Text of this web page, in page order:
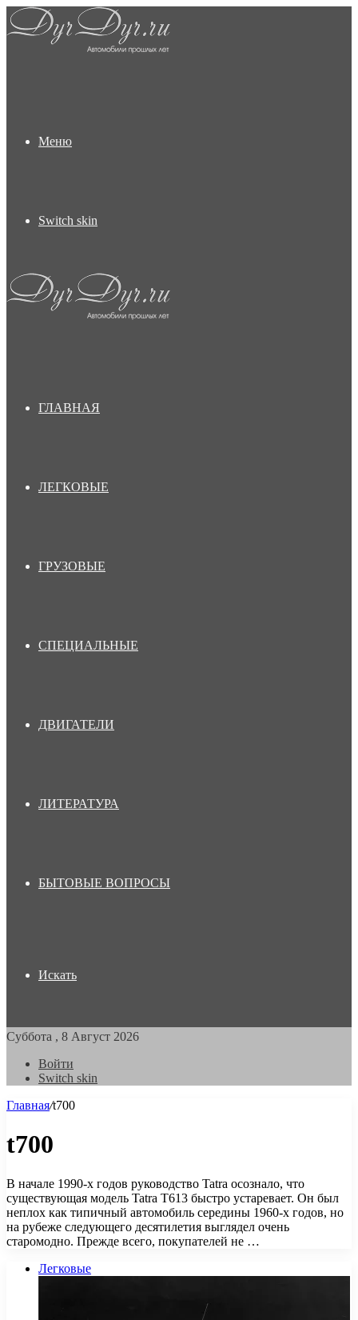
Меню
Switch skin
ГЛАВНАЯ
ЛЕГКОВЫЕ
ГРУЗОВЫЕ
СПЕЦИАЛЬНЫЕ
ДВИГАТЕЛИ
ЛИТЕРАТУРА
БЫТОВЫЕ ВОПРОСЫ
Искать
Суббота , 8 Август 2026
Войти
Switch skin
Главная/t700
t700
В начале 1990-х годов руководство Tatra осознало, что
существующая модель Tatra T613 быстро устаревает. Он был
неплох как типичный автомобиль середины 1960-х годов, но
на рубеже следующего десятилетия выглядел очень
старомодно. Прежде всего, покупателей не …
Легковые